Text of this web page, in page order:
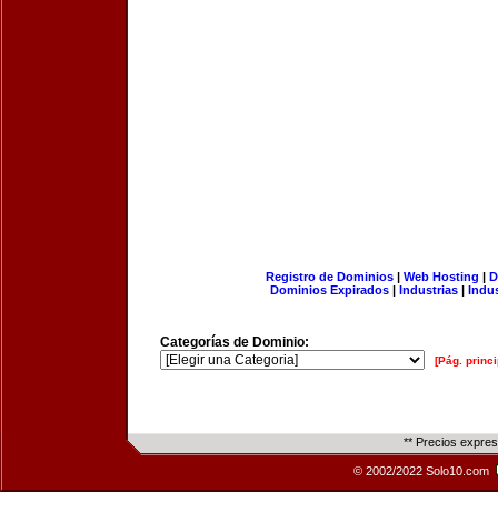
Registro de Dominios| Web Hosting |
Dominios Expirados | Industrias |
Categorías de Dominio:
[Pág.
** Precios
© 2002/2022 Solo10.com